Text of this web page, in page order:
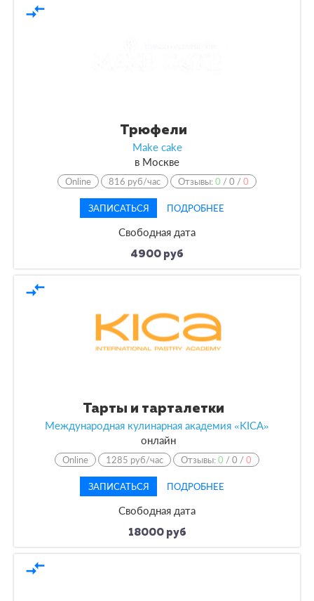
compare_arrows
Трюфели
Make cake
в Москве
Online 816 руб/час Отзывы:0 /0 /0
ЗАПИСАТЬСЯ ПОДРОБНЕЕ
Свободная дата
4900 руб
compare_arrows
Тарты и тарталетки
Международная кулинарная академия «KICA»
онлайн
Online 1285 руб/час Отзывы:0 /0 /0
ЗАПИСАТЬСЯ ПОДРОБНЕЕ
Свободная дата
18000 руб
compare_arrows